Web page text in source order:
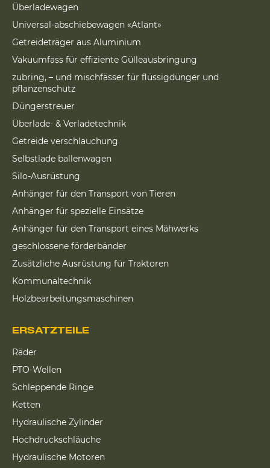
Überladewagen
Universal-abschiebewagen «Atlant»
Getreideträger aus Aluminium
Vakuumfass für effiziente Gülleausbringung
zubring, – und mischfässer für flüssigdünger und
pflanzenschutz
Düngerstreuer
Überlade- & Verladetechnik
Getreide verschlauchung
Selbstlade ballenwagen
Silo-Ausrüstung
Anhänger für den Transport von Tieren
Anhänger für spezielle Einsätze
Anhänger für den Transport eines Mähwerks
geschlossene förderbänder
Zusätzliche Ausrüstung für Traktoren
Kommunaltechnik
Holzbearbeitungsmaschinen
ERSATZTEILE
Räder
PTO-Wellen
Schleppende Ringe
Ketten
Hydraulische Zylinder
Hochdruckschläuche
Hydraulische Motoren